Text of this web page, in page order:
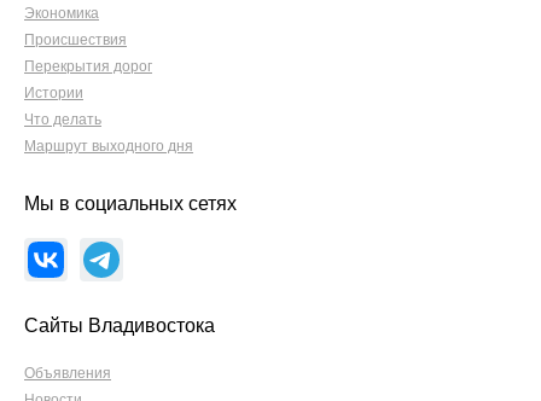
Экономика
Происшествия
Перекрытия дорог
Истории
Что делать
Маршрут выходного дня
Мы в социальных сетях
Сайты Владивостока
Объявления